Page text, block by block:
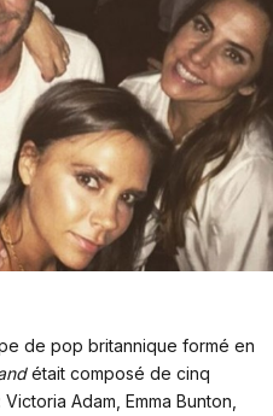
de pop britannique formé en
était composé de cinq
Adam, Emma Bunton,